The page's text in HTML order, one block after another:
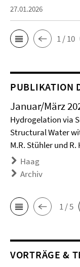
27.01.2026
1 / 10
PUBLIKATION
Januar/März
Hydrogelation via
Structural Water
M.R. Stühler und R.
Haag
Archiv
1 / 5
VORTRÄGE &